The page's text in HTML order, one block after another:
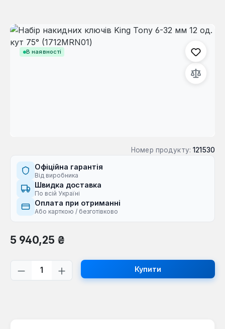
В наявності
Пропустити галерею зображень
Номер продукту: 121530
Офіційна гарантія
Від виробника
Швидка доставка
По всій Україні
Оплата при отриманні
Або карткою / безготівково
Звичайна ціна:
5 940,25 ₴
Кількість товару: Введіть потрібну
Купити